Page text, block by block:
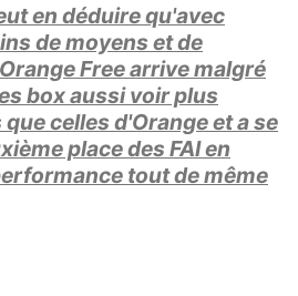
en déduire qu'avec
de moyens et de
Free arrive malgré
box aussi voir plus
celles d'Orange et a se
place des FAI en
tout de même